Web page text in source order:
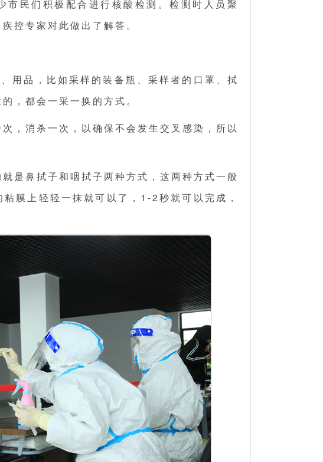
民们积极配合进行核酸检测。检测时人员聚
控专家对此做出了解答。
用品，比如采样的装备瓶、采样者的口罩、拭
，都会一采一换的方式。
，消杀一次，以确保不会发生交叉感染，所以
是鼻拭子和咽拭子两种方式，这两种方式一般
膜上轻轻一抹就可以了，1-2秒就可以完成，